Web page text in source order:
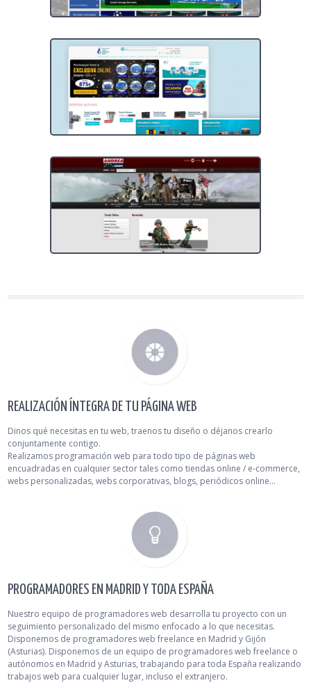
Programación Web de una tienda online
Programación Web - Tienda online
REALIZACIÓN ÍNTEGRA DE TU PÁGINA WEB
Dinos qué necesitas en tu web, traenos tu diseño o déjanos crearlo
conjuntamente contigo.
Realizamos programación web para todo tipo de páginas web
encuadradas en cualquier sector tales como tiendas online / e-commerce,
webs personalizadas, webs corporativas, blogs, periódicos online...
PROGRAMADORES EN MADRID Y TODA ESPAÑA
Nuestro equipo de programadores web desarrolla tu proyecto con un
seguimiento personalizado del mismo enfocado a lo que necesitas.
Disponemos de programadores web freelance en Madrid y Gijón
(Asturias). Disponemos de un equipo de programadores web freelance o
autónomos en Madrid y Asturias, trabajando para toda España realizando
trabajos web para cualquier lugar, incluso el extranjero.